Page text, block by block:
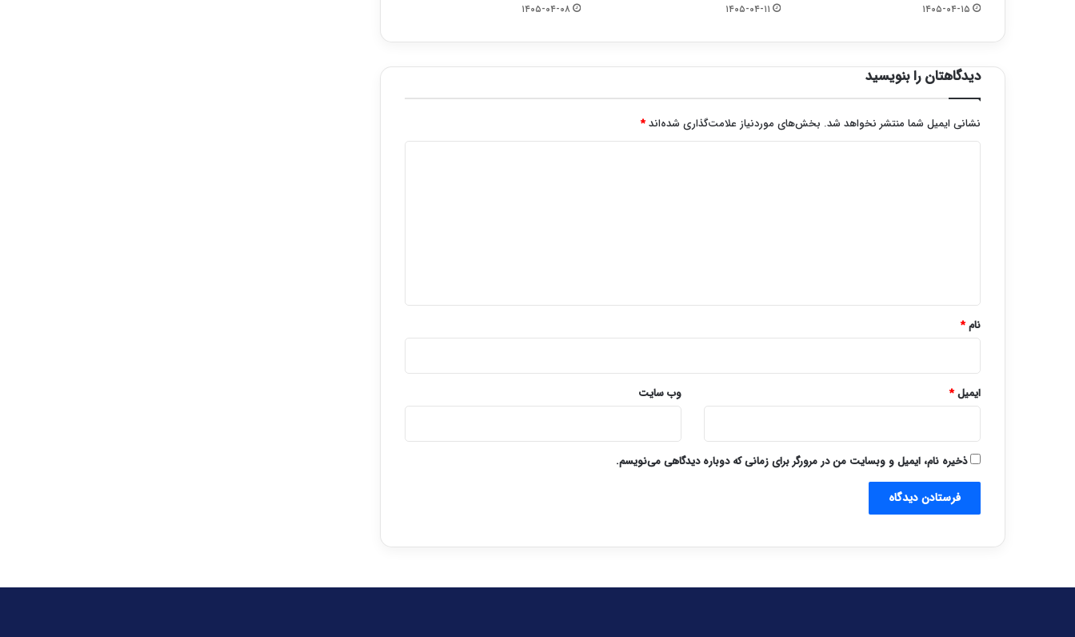
۱۴۰۵-۰۴-۱۵ ۱۴۰۵-۰۴-۱۱ ۱۴۰۵-۰۴-۰۸
دیدگاهتان را بنویسید
نشانی ایمیل شما منتشر نخواهد شد. بخش‌های موردنیاز علامت‌گذاری شده‌اند*
نام*
ایمیل* وب‌ سایت
ذخیره نام، ایمیل و وبسایت من در مرورگر برای زمانی که دوباره دیدگاهی می‌نویسم.